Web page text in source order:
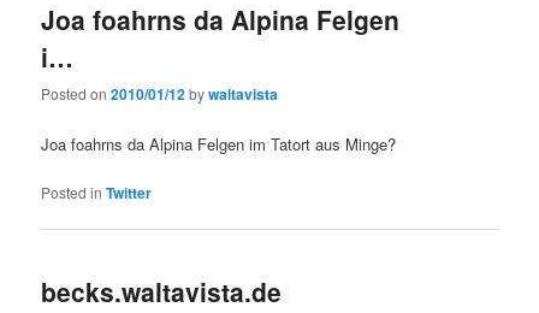
Joa foahrns da Alpina Felgen
i…
Posted on2010/01/12bywaltavista
Joa foahrns da Alpina Felgen im Tatort aus Minge?
Posted in Twitter
becks.waltavista.de